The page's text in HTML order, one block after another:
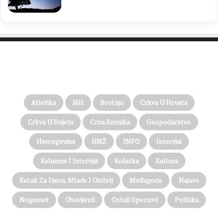
Atletika BiH Brotnjo Crkva U Hrvata
Crkva U Svijetu Crna Kronika Gospodarstvo
Hercegovina HNŽ INFO Intervjui
Kolumne I Intervjui Košarka Kultura
Kutak Za Djecu, Mlade I Obitelj Međugorje Najave
Nogomet Obavijesti Ostali Sportovi Politika